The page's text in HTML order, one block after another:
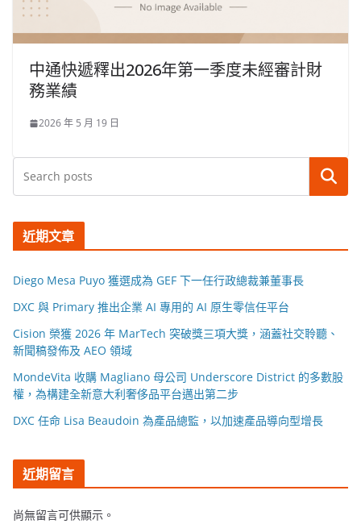
中通快遞釋出2026年第一季度未經審計財
務業績
2026 年 5 月 19 日
搜尋
近期文章
Diego Mesa Puyo 獲選成為 GEF 下一任行政總裁兼董事長
DXC 與 Primary 推出企業 AI 專用的 AI 原生零信任平台
Cision 榮獲 2026 年 MarTech 突破獎三項大獎，涵蓋社交聆聽、
新聞稿發佈及 AEO 領域
MondeVita 收購 Magliano 母公司 Underscore District 的多數股
權，為構建全新意大利奢侈品平台邁出第二步
DXC 任命 Lisa Beaudoin 為產品總監，以加速產品導向型增長
近期留言
尚無留言可供顯示。